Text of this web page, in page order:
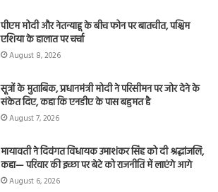
पीएम मोदी और नेतन्याहू के बीच फोन पर बातचीत, पश्चिम
एशिया के हालात पर चर्चा
August 8, 2026
सूत्रों के मुताबिक, प्रधानमंत्री मोदी ने परिसीमन पर जोर देने के
संकेत दिए, कहा कि एनडीए के पास बहुमत है
August 7, 2026
मायावती ने दिवंगत विधायक उमाशंकर सिंह को दी श्रद्धांजलि,
कहा— परिवार की इच्छा पर बेटे को राजनीति में लाएंगे आगे
August 6, 2026